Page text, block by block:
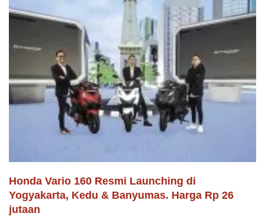
Honda Vario 160 Resmi Launching di
Yogyakarta, Kedu & Banyumas. Harga Rp 26
jutaan